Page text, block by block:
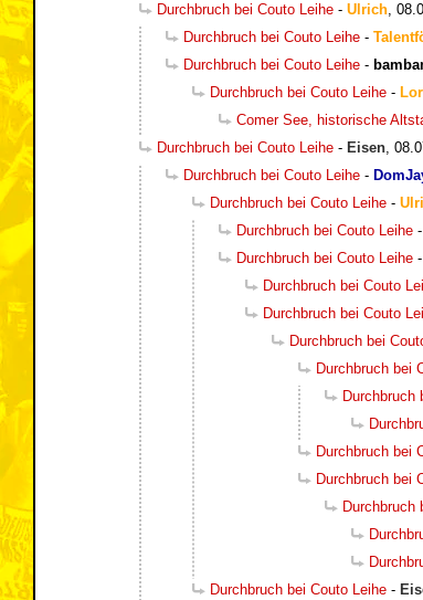
Durchbruch bei Couto Leihe - Ulrich,
Durchbruch bei Couto Leihe -
Durchbruch bei Couto Leihe -
Durchbruch bei Couto Leihe -
Comer See, historische
Durchbruch bei Couto Leihe - Eisen,
Durchbruch bei Couto Leihe -
Durchbruch bei Couto Leihe -
Durchbruch bei Couto Leihe -
Durchbruch bei Couto Leihe -
Durchbruch bei Couto
Durchbruch bei Couto
Durchbruch bei
Durchbruch bei
Durchbruch
Durchbruch bei
Durchbruch bei
Durchbruch
Durchbruch bei Couto Leihe -